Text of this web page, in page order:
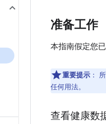
准备工作
本指南假定您
重要提示 ：
任何用法。
查看健康数